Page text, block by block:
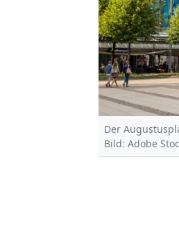
Der
Bild: Adobe